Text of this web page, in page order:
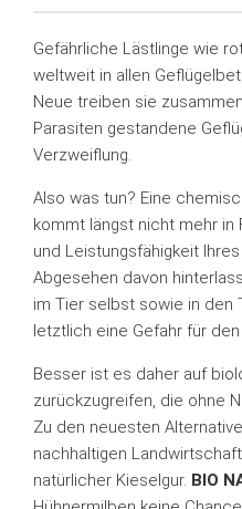
Gefährliche Lästlinge wie
weltweit in allen
Neue treiben sie
Parasiten gestandene
Verzweiflung.
Also was tun? Eine
kommt längst nicht mehr in
und Leistungsfähigkeit
Abgesehen davon
im Tier selbst sowie in den
letztlich eine Gefahr für
Besser ist es daher auf
zurückzugreifen, die ohne
Zu den neuesten
nachhaltigen
natürlicher Kieselgur. BIO